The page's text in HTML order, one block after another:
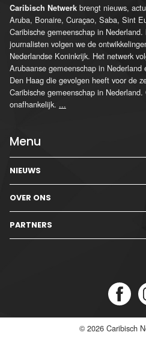
Caribisch Netwerk brengt nieuws,
Aruba, Bonaire, Curaçao, Saba, Sint
Caribische gemeenschap in
journalisten volgen we de
Nederlandse Koninkrijk. Het netwerk
Arubaanse gemeenschap in
Den Haag die gevolgen heeft voor de
Caribische gemeenschap in
onafhankelijk. ...
Menu
NIEUWS
OVER ONS
PARTNERS
© 2026 Caribisch